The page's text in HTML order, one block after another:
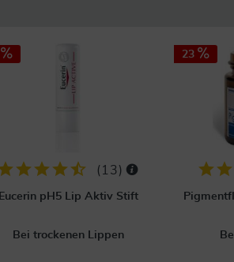
( 13)
Eucerin pH5 Lip Aktiv Stift
Bei trockenen Lippen
23